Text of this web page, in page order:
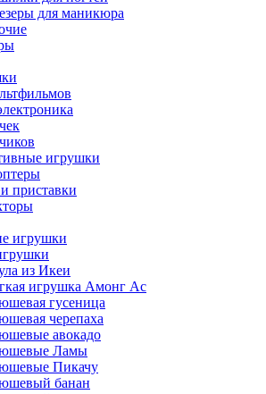
для маникюра
игрушки
приставки
игрушки
из Икеи
игрушка Амонг Ас
гусеница
черепаха
авокадо
Ламы
Пикачу
банан